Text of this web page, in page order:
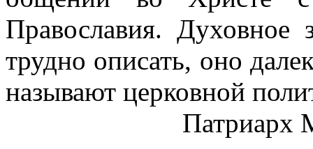
Православия. Духовное
трудно описать, оно
называют церковной
Патриарх